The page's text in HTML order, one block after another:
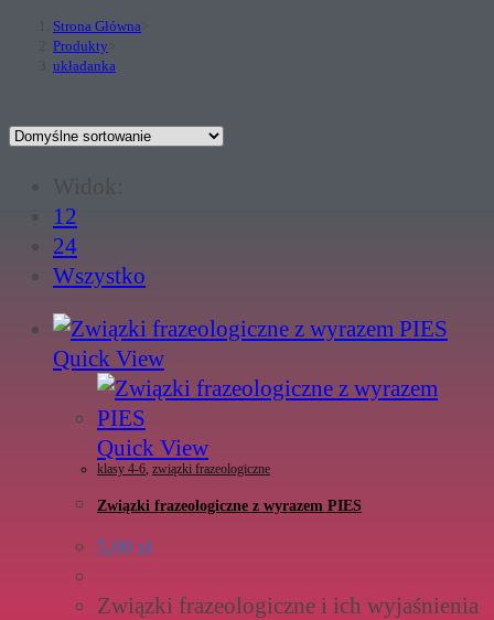
Strona Główna
Produkty
układanka
Widok:
12
24
Wszystko
Quick View
Quick View
klasy 4-6 związki frazeologiczne
Związki frazeologiczne z wyrazem PIES
5,00 zł
Związki frazeologiczne i ich wyjaśnienia